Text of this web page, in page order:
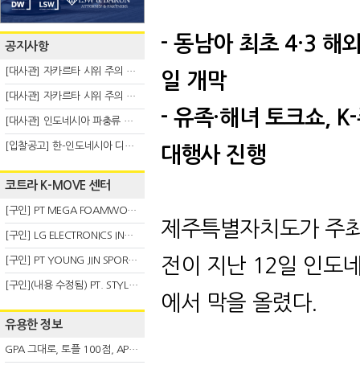
공지사항
[대사관] 자카르타 시위 주의 안내(8.6)
[대사관] 자카르타 시위 주의 안내(8.3)
[대사관] 인도네시아 파충류 불법 반출 주의 (7.29)
[입찰공고] 한-인도네시아 디지털융복합 탈 전시회
코트라 K-MOVE 센터
[구인] PT MEGA FOAMWORKS INDONESIA
[구인] LG ELECTRONICS INDONESIA
[구인] PT YOUNG JIN SPORT INDONESIA
[구인](내용 수정됨) PT. STYLE KOREAN INDONESIA (스타일 코리안 인도네시아)
유용한 정보
GPA 그대로, 토플 100점, AP 막막 — 원인은 하나입니다
-동남아 최초4·3 해
일 개막
-유족·해녀 토크쇼, K-
대행사 진행
제주특별자치도가 주
전이 지난 12일 인도
에서 막을 올렸다.